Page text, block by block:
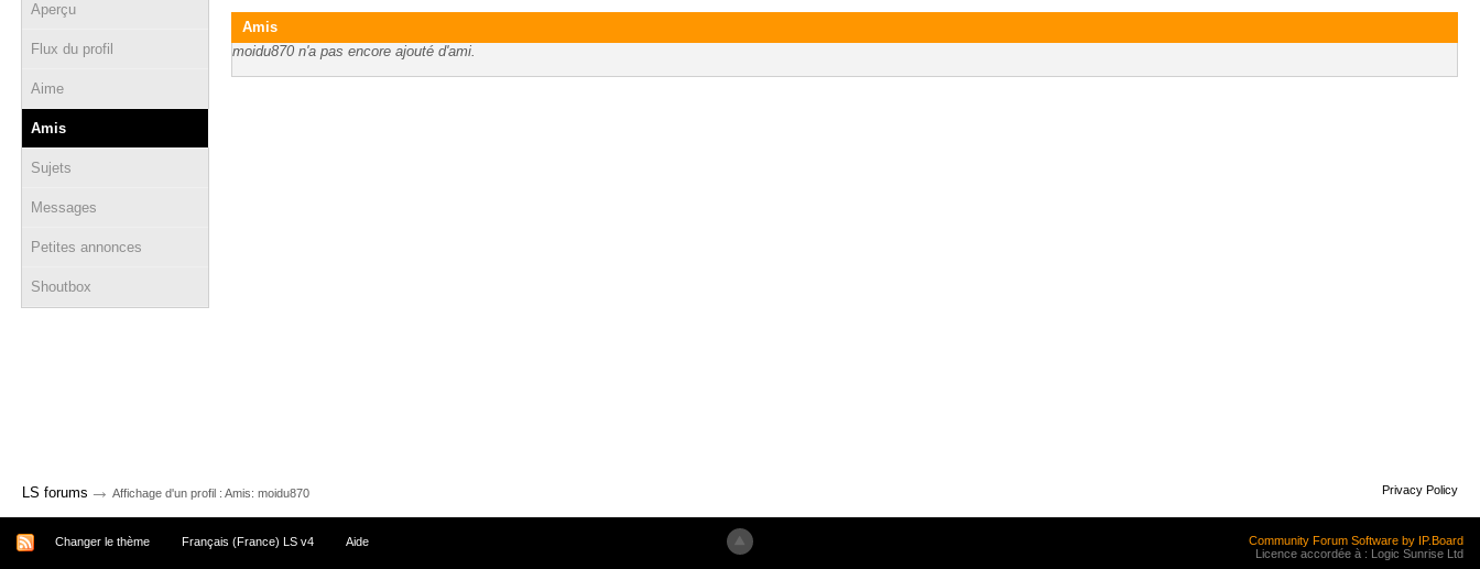
Aperçu
Flux du profil
Aime
Amis
Sujets
Messages
Petites annonces
Shoutbox
Amis
moidu870 n'a pas encore ajouté d'ami.
LS forums → Affichage d'un profil : Amis: moidu870 Privacy Policy
Changer le thème Français (France) LS v4 Aide
Community Forum Software by IP.Board
Licence accordée à : Logic Sunrise Ltd